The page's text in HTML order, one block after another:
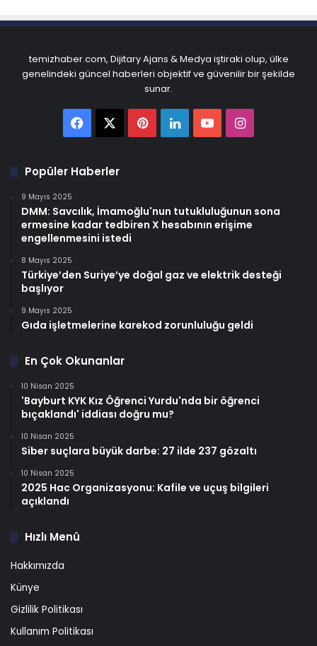
temizhaber.com, Dijitary Ajans & Medya iştiraki olup, ülke
genelindeki güncel haberleri objektif ve güvenilir bir şekilde
sunar.
FacebookPinterest
LinkedInYouTubeInstagram
Popüler Haberler
9 Mayıs 2025
DMM: Savcılık, İmamoğlu'nun tutukluluğunun sona
ermesine kadar tedbiren X hesabının erişime
engellenmesini istedi
8 Mayıs 2025
Türkiye’den Suriye’ye doğal gaz ve elektrik desteği
başlıyor
9 Mayıs 2025
Gıda işletmelerine karekod zorunluluğu geldi
En Çok Okunanlar
10 Nisan 2025
'Bayburt KYK Kız Öğrenci Yurdu'nda bir öğrenci
bıçaklandı' iddiası doğru mu?
10 Nisan 2025
Siber suçlara büyük darbe: 27 ilde 237 gözaltı
10 Nisan 2025
2025 Hac Organizasyonu: Kafile ve uçuş bilgileri
açıklandı
Hızlı Menü
Hakkımızda
Künye
Gizlilik Politikası
Kullanım Politikası